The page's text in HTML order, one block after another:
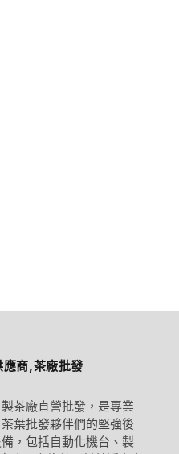
商,茶廠批發
茶廠直營批發，是專業
葉批發夥伴們的堅強後
，包括自動化機台、製